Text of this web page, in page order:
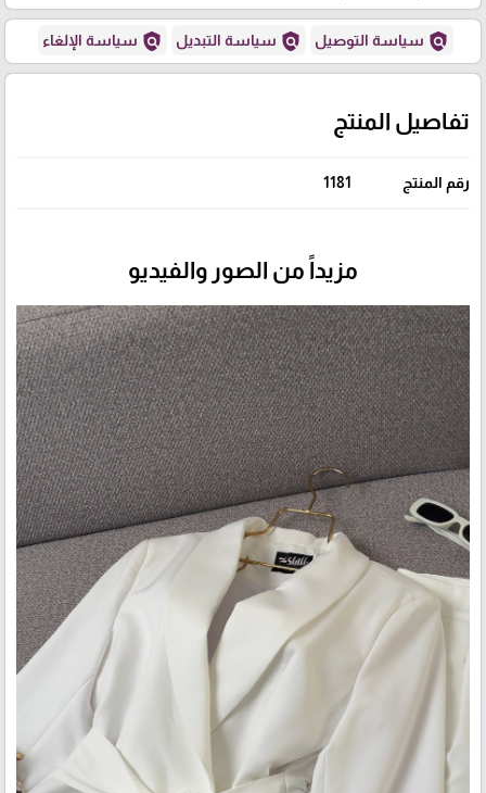
policy سياسة التوصيل policy سياسة التبديل policy سياسة الإلغاء
تفاصيل المنتج
رقم المنتج 1181
مزيداً من الصور والفيديو